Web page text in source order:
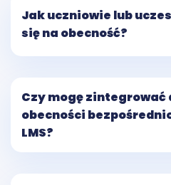
Jak uczniowie lub
się na obecność?
Czy mogę zintegrować
obecności
LMS?